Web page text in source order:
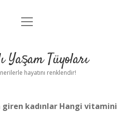
Anasayfa
Yasal Uyarı
menüyü
Yaşam Tüyoları
hayatını renklendir!
giren kadınlar Hangi vitamini